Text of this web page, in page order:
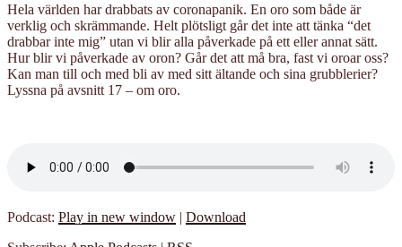
Hela världen har drabbats av coronapanik. En oro som både är
verklig och skrämmande. Helt plötsligt går det inte att tänka “det
drabbar inte mig” utan vi blir alla påverkade på ett eller annat sätt.
Hur blir vi påverkade av oron? Går det att må bra, fast vi oroar oss?
Kan man till och med bli av med sitt ältande och sina grubblerier?
Lyssna på avsnitt 17 – om oro.
Podcast: Play in new window | Download